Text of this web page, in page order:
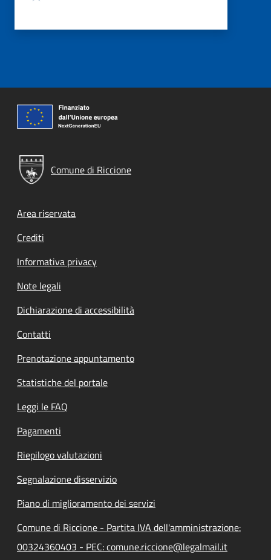
Comune di Riccione
Footer menu
Area riservata
Crediti
Informativa privacy
Note legali
Dichiarazione di accessibilità
Contatti
Prenotazione appuntamento
Statistiche del portale
Leggi le FAQ
Pagamenti
Riepilogo valutazioni
Segnalazione disservizio
Piano di miglioramento dei servizi
Comune di Riccione - Partita IVA dell'amministrazione:
00324360403 - PEC: comune.riccione@legalmail.it